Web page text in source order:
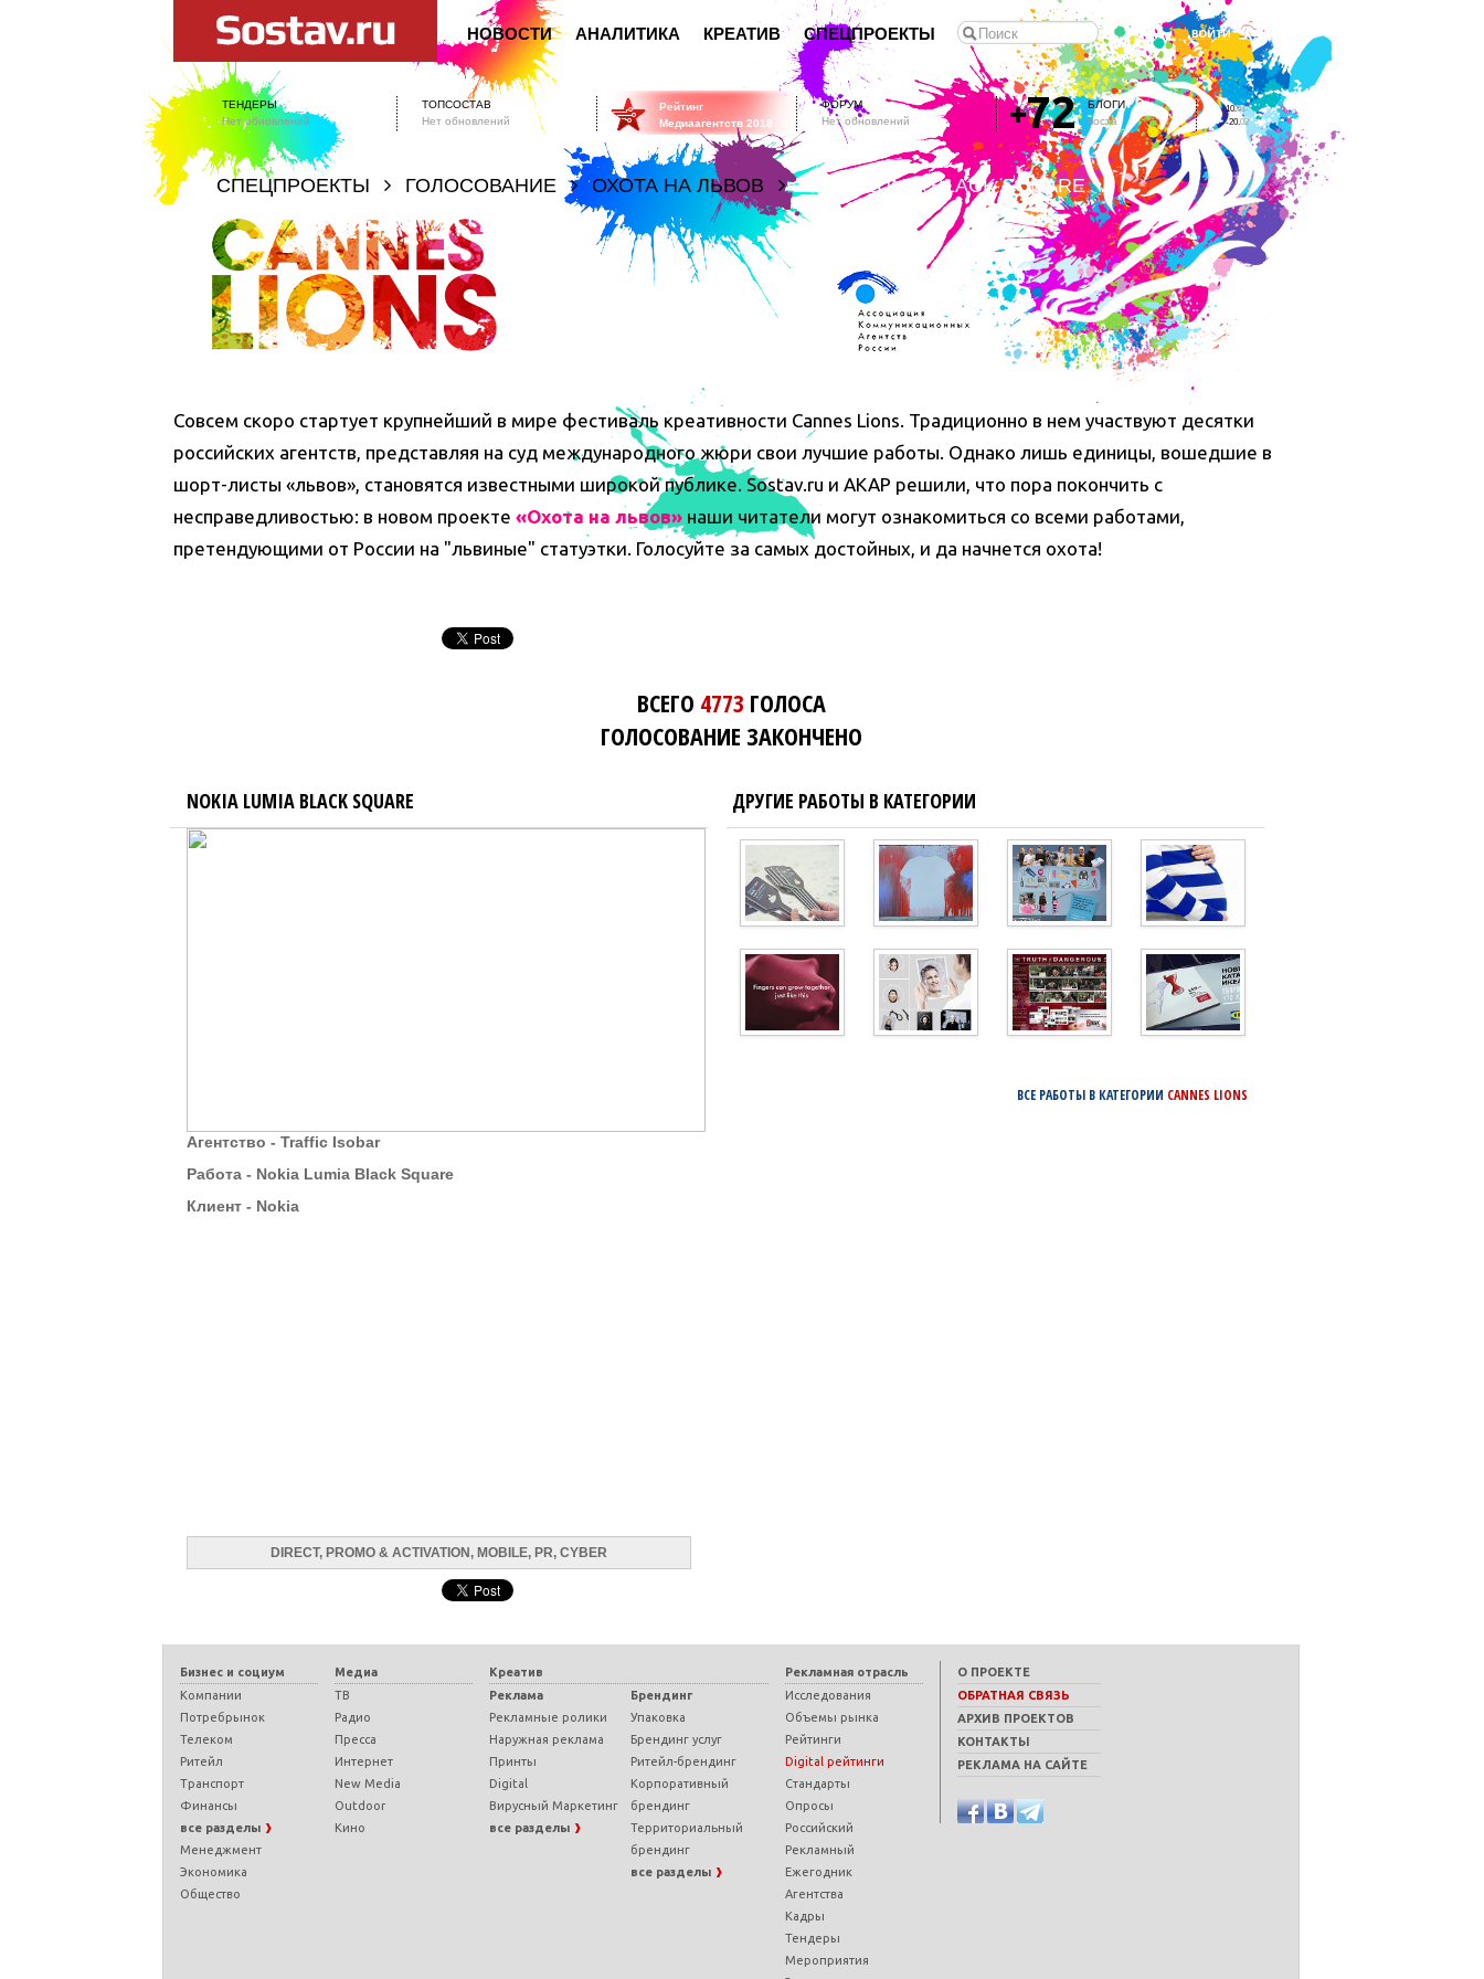
НОВОСТИ АНАЛИТИКА КРЕАТИВ СПЕЦПРОЕКТЫ
10.01-
-20.02
ТЕНДЕРЫ
Нет обновлений
ТОПСОСТАВ
Нет обновлений
Рейтинг
Медиаагентств 2018
ФОРУМ
Нет обновлений
72БЛОГИ
поста
СПЕЦПРОЕКТЫ ГОЛОСОВАНИЕ ОХОТА НА ЛЬВОВ NOKIA LUMIA BLACK SQUARE
Совсем скоро стартует крупнейший в мире фестиваль креативности Cannes Lions. Традиционно в нем участвуют десятки
российских агентств, представляя на суд международного жюри свои лучшие работы. Однако лишь единицы, вошедшие в
шорт-листы «львов», становятся известными широкой публике. Sostav.ru и АКАР решили, что пора покончить с
несправедливостью: в новом проекте «Охота на львов» наши читатели могут ознакомиться со всеми работами,
претендующими от России на "львиные" статуэтки. Голосуйте за самых достойных, и да начнется охота!
ВСЕГО 4773 ГОЛОСА
ГОЛОСОВАНИЕ ЗАКОНЧЕНО
NOKIA LUMIA BLACK SQUARE
Агентство - Traffic Isobar
Работа - Nokia Lumia Black Square
Клиент - Nokia
DIRECT, PROMO & ACTIVATION, MOBILE, PR, CYBER
ДРУГИЕ РАБОТЫ В КАТЕГОРИИ
ВСЕ РАБОТЫ В КАТЕГОРИИ CANNES LIONS
Бизнес и социум
Компании
Потребрынок
Телеком
Ритейл
Транспорт
Финансы
все разделы
Менеджмент
Экономика
Общество
Медиа
ТВ
Радио
Пресса
Интернет
New Media
Outdoor
Кино
Креатив
Реклама
Рекламные ролики
Наружная реклама
Принты
Digital
Вирусный Маркетинг
все разделы
Брендинг
Упаковка
Брендинг услуг
Ритейл-брендинг
Корпоративный
брендинг
Территориальный
брендинг
все разделы
Рекламная отрасль
Исследования
Объемы рынка
Рейтинги
Digital рейтинги
Стандарты
Опросы
Российский
Рекламный
Ежегодник
Агентства
Кадры
Тендеры
Мероприятия
О ПРОЕКТЕ
ОБРАТНАЯ СВЯЗЬ
АРХИВ ПРОЕКТОВ
КОНТАКТЫ
РЕКЛАМА НА САЙТЕ